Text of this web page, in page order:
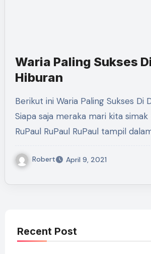
Waria Paling Sukses
Hiburan
Berikut ini Waria Paling Sukses Di Dunia Hiburan,
Siapa saja meraka mari kita simak
RuPaul RuPaul RuPaul tampil
Robert April 9, 2021
Recent Post